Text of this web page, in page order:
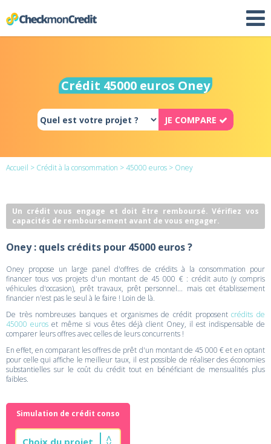
Crédit 45000 euros Oney
JE COMPARE
Accueil > Crédit à la consommation >45000 euros > Oney
Un crédit vous engage et doit être remboursé. Vérifiez vos
capacités de remboursement avant de vous engager.
Oney : quels crédits pour 45000 euros ?
Oney propose un large panel d'offres de crédits à la consommation pour
financer tous vos projets d'un montant de 45 000 € : crédit auto (y compris
véhicules d'occasion), prêt travaux, prêt personnel... mais cet établissement
financier n'est pas le seul à le faire ! Loin de là.
De très nombreuses banques et organismes de crédit proposentcrédits de
45000 euros et même si vous êtes déjà client Oney, il est indispensable de
comparer leurs offres avec celles de leurs concurrents !
En effet, en comparant les offres de prêt d'un montant de 45 000 € et en optant
pour celle qui affiche le meilleur taux, il est possible de réaliser des économies
substantielles sur le coût du crédit tout en bénéficiant de mensualités plus
faibles.
Simulation de crédit conso